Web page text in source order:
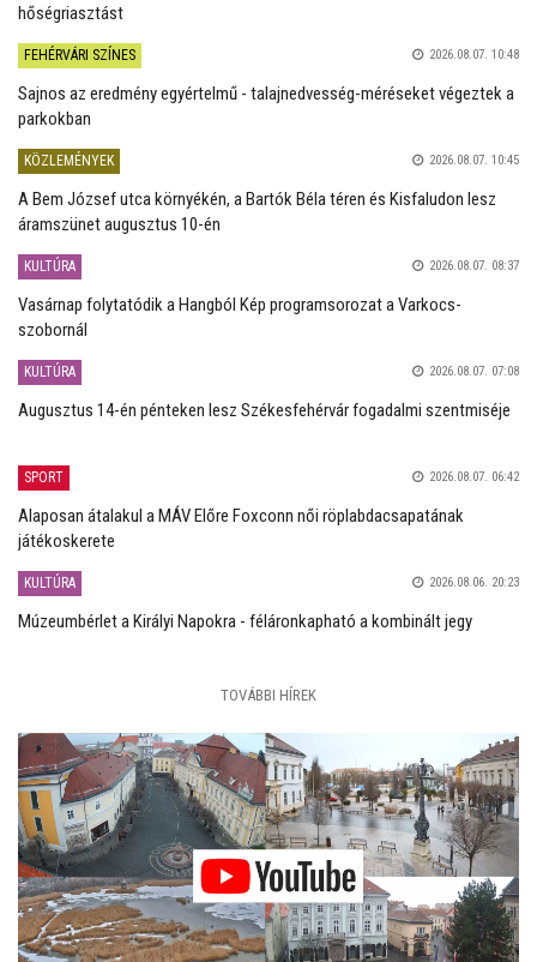
hőségriasztást
FEHÉRVÁRI SZÍNES 2026.08.07. 10:48
Sajnos az eredmény egyértelmű - talajnedvesség-méréseket végeztek a
parkokban
KÖZLEMÉNYEK 2026.08.07. 10:45
A Bem József utca környékén, a Bartók Béla téren és Kisfaludon lesz
áramszünet augusztus 10-én
KULTÚRA 2026.08.07. 08:37
Vasárnap folytatódik a Hangból Kép programsorozat a Varkocs-
szobornál
KULTÚRA 2026.08.07. 07:08
Augusztus 14-én pénteken lesz Székesfehérvár fogadalmi szentmiséje
SPORT 2026.08.07. 06:42
Alaposan átalakul a MÁV Előre Foxconn női röplabdacsapatának
játékoskerete
KULTÚRA 2026.08.06. 20:23
Múzeumbérlet a Királyi Napokra - féláronkapható a kombinált jegy
TOVÁBBI HÍREK